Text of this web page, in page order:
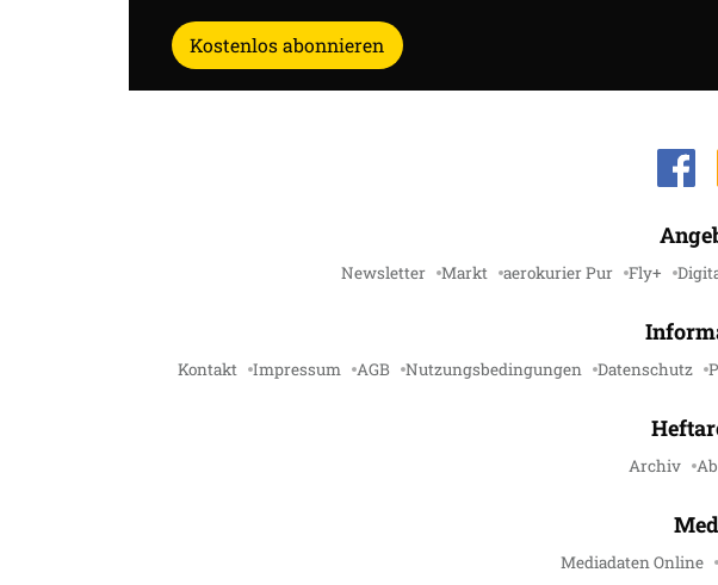
Kostenlos abonnieren
Newsletter Markt aerokurier Pur Fly+
Kontakt Impressum AGB Nutzungsbedingungen Datenschutz
Archiv
Mediadaten Online